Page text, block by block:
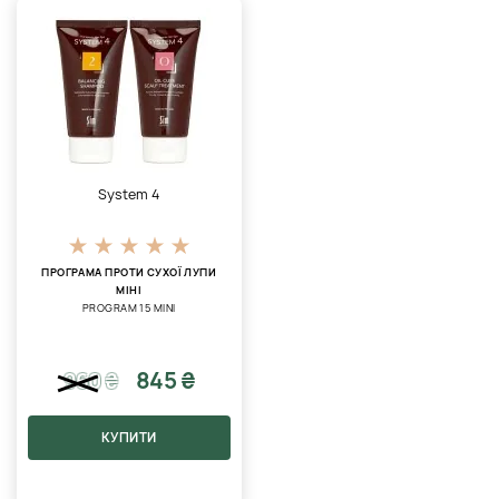
System 4
ПРОГРАМА ПРОТИ СУХОЇ ЛУПИ
МІНІ
PROGRAM 15 MINI
960₴ 845 ₴
КУПИТИ